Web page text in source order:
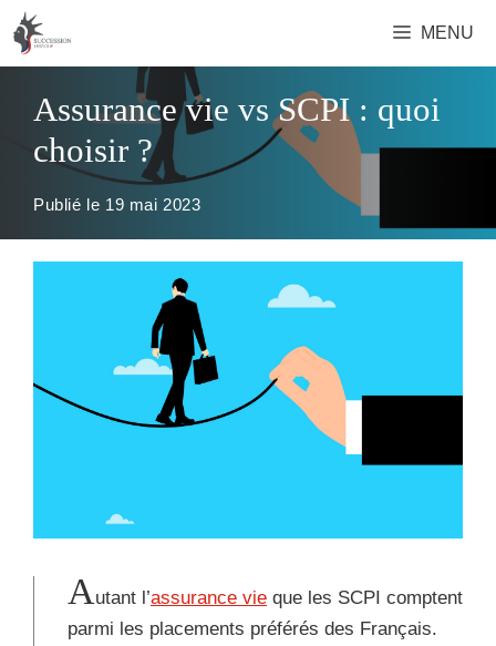
Aller
au
contenu
MENU
Assurance vie vs SCPI : quoi
choisir ?
Publié le 19 mai 2023
Autant l’assurance vie que les SCPI comptent
parmi les placements préférés des Français.